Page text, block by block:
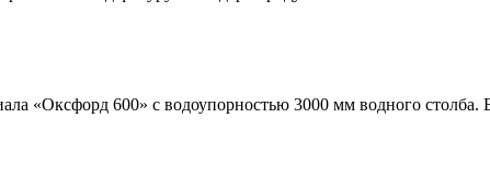
«Оксфорд 600» с водоупорностью 3000 мм водного столба.